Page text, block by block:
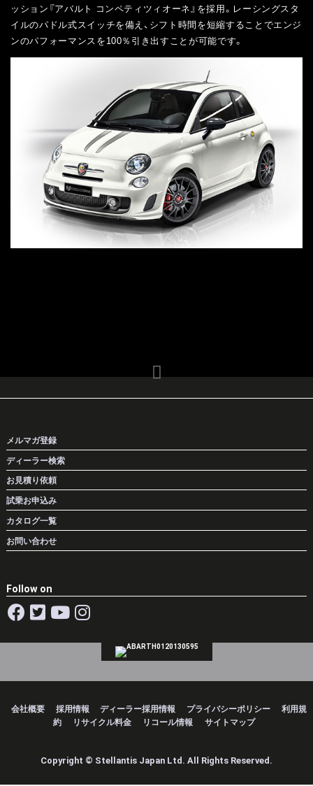
ッション『アバルト コンペティツィオーネ』を採用。レーシングスタ
イルのパドル式スイッチを備え、シフト時間を短縮することでエンジ
ンのパフォーマンスを100％引き出すことが可能です。
メルマガ登録
ディーラー検索
お見積り依頼
試乗お申込み
カタログ一覧
お問い合わせ
Follow on
会社概要 採用情報 ディーラー採用情報 プライバシーポリシー
利用規
約
リサイクル料金 リコール情報 サイトマップ
Copyright © Stellantis Japan Ltd. All Rights Reserved.